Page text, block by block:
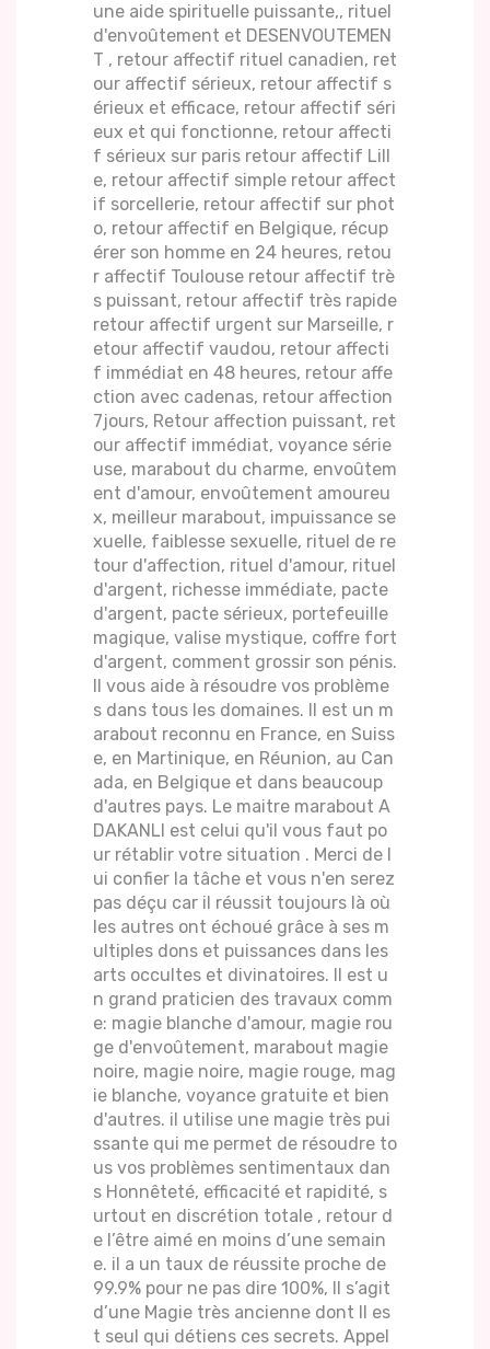
une aide spirituelle puissante,, rituel
d'envoûtement et DESENVOUTEMEN
T , retour affectif rituel canadien, ret
our affectif sérieux, retour affectif s
érieux et efficace, retour affectif séri
eux et qui fonctionne, retour affecti
f sérieux sur paris retour affectif Lill
e, retour affectif simple retour affect
if sorcellerie, retour affectif sur phot
o, retour affectif en Belgique, récup
érer son homme en 24 heures, retou
r affectif Toulouse retour affectif trè
s puissant, retour affectif très rapide
retour affectif urgent sur Marseille, r
etour affectif vaudou, retour affecti
f immédiat en 48 heures, retour affe
ction avec cadenas, retour affection
7jours, Retour affection puissant, ret
our affectif immédiat, voyance série
use, marabout du charme, envoûtem
ent d'amour, envoûtement amoureu
x, meilleur marabout, impuissance se
xuelle, faiblesse sexuelle, rituel de re
tour d'affection, rituel d'amour, rituel
d'argent, richesse immédiate, pacte
d'argent, pacte sérieux, portefeuille
magique, valise mystique, coffre fort
d'argent, comment grossir son pénis.
Il vous aide à résoudre vos problème
s dans tous les domaines. Il est un m
arabout reconnu en France, en Suiss
e, en Martinique, en Réunion, au Can
ada, en Belgique et dans beaucoup
d'autres pays. Le maitre marabout A
DAKANLI est celui qu'il vous faut po
ur rétablir votre situation . Merci de l
ui confier la tâche et vous n'en serez
pas déçu car il réussit toujours là où
les autres ont échoué grâce à ses m
ultiples dons et puissances dans les
arts occultes et divinatoires. Il est u
n grand praticien des travaux comm
e: magie blanche d'amour, magie rou
ge d'envoûtement, marabout magie
noire, magie noire, magie rouge, mag
ie blanche, voyance gratuite et bien
d'autres. il utilise une magie très pui
ssante qui me permet de résoudre to
us vos problèmes sentimentaux dan
s Honnêteté, efficacité et rapidité, s
urtout en discrétion totale , retour d
e l’être aimé en moins d’une semain
e. il a un taux de réussite proche de
99.9% pour ne pas dire 100%, Il s’agit
d’une Magie très ancienne dont Il es
t seul qui détiens ces secrets. Appel